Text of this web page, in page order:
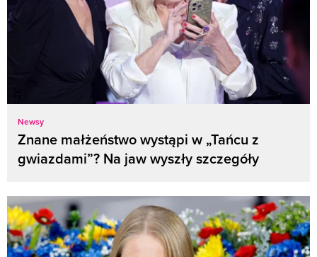
Newsy
Znane małżeństwo wystąpi w „Tańcu z
gwiazdami”? Na jaw wyszły szczegóły